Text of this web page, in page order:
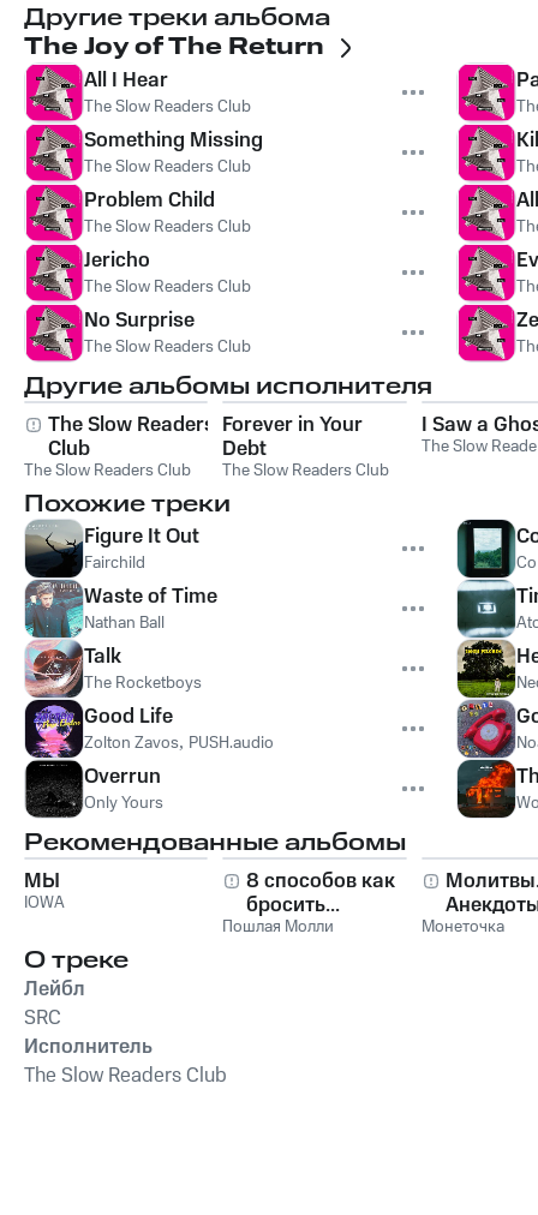
Другие треки альбома
The Joy of The Return
All I Hear
The Slow Readers Club
Something Missing
The Slow Readers Club
Problem Child
The Slow Readers Club
Jericho
The Slow Readers Club
No Surprise
The Slow Readers Club
Другие альбомы исполнителя
The Slow Readers
Club
The Slow Readers Club
Forever in Your
Debt
The Slow Readers Club
I Saw a
The Slow
Похожие треки
Figure It Out
Fairchild
Waste of Time
Nathan Ball
Talk
The Rocketboys
Good Life
Zolton Zavos, PUSH.audio
Overrun
Only Yours
Рекомендованные альбомы
МЫ
IOWA
8 способов как
бросить...
Пошлая Молли Монеточка
О треке
Лейбл
SRC
Исполнитель
The Slow Readers Club